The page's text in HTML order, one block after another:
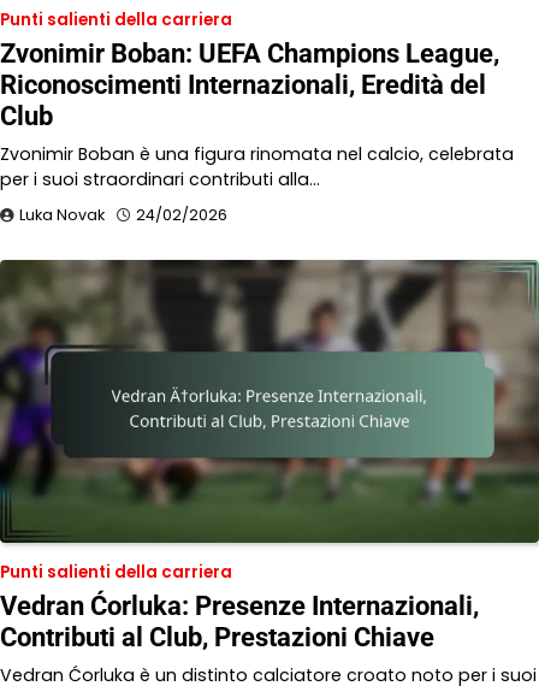
Punti salienti della carriera
Zvonimir Boban: UEFA Champions League,
Riconoscimenti Internazionali, Eredità del
Club
Zvonimir Boban è una figura rinomata nel calcio, celebrata
per i suoi straordinari contributi alla…
Luka Novak 24/02/2026
Punti salienti della carriera
Vedran Ćorluka: Presenze Internazionali,
Contributi al Club, Prestazioni Chiave
Vedran Ćorluka è un distinto calciatore croato noto per i suoi